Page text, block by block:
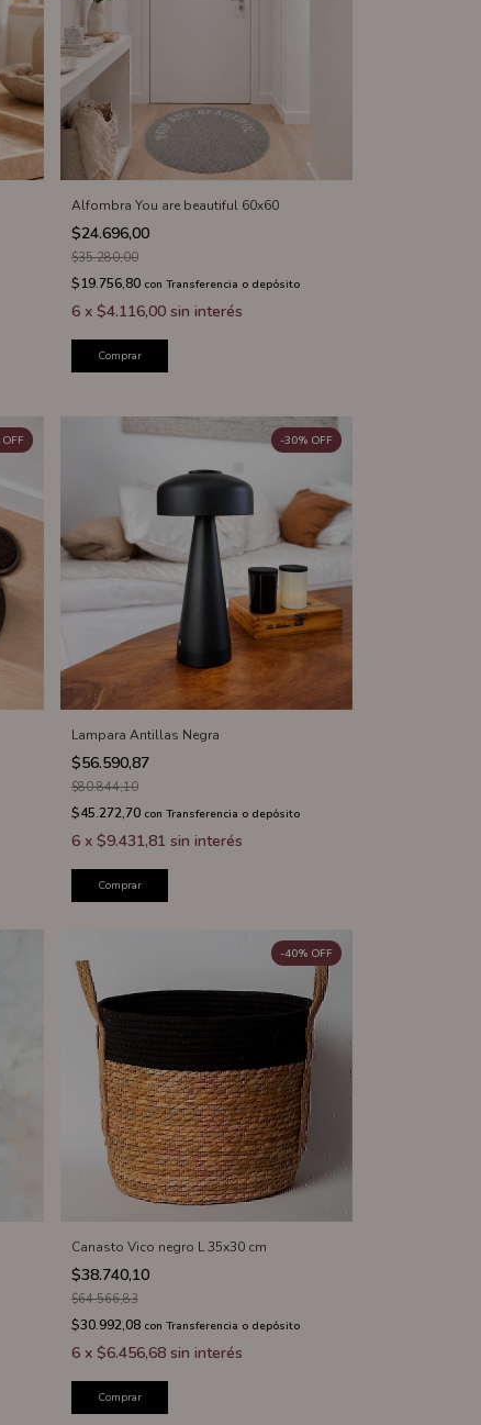
Alfombra You are beautiful 60x60
$24.696,00
$35.280,00
$19.756,80 con Transferencia o depósito
6 x $4.116,00 sin interés
Comprar
OFF
Lampara Antillas Negra
$56.590,87
-30% OFF
$80.844,10
$45.272,70 con Transferencia o depósito
6 x $9.431,81 sin interés
Comprar
Canasto Vico negro L 35x30 cm
$38.740,10
-40% OFF
$64.566,83
$30.992,08 con Transferencia o depósito
6 x $6.456,68 sin interés
Comprar